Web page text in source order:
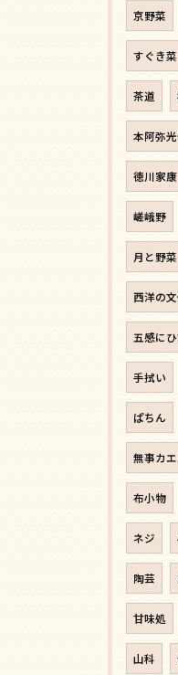
京野菜
すぐき菜
茶道
本阿弥
徳川家康
嵯峨野
月と野菜
西洋の
五感にひ
手拭い
ぱちん
無事カ
布小物
ネジ
陶芸
甘味処
山科